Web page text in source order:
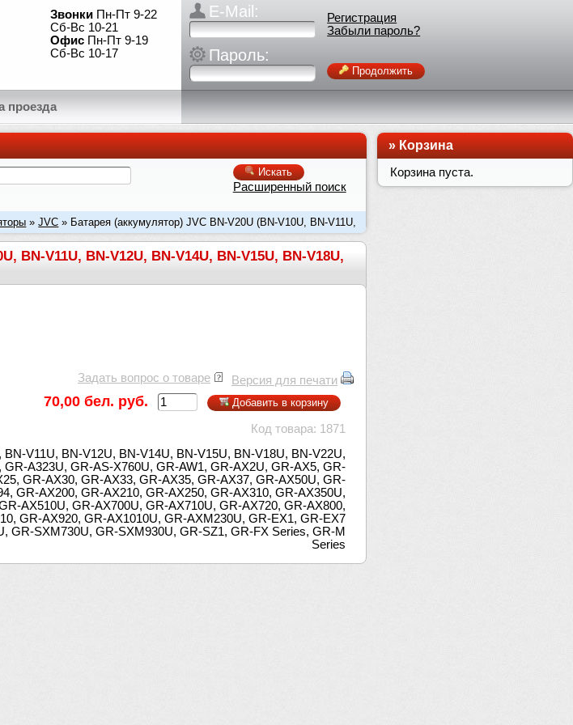
Звонки Пн-Пт 9-22
Сб-Вс 10-21
Офис Пн-Пт 9-19
Сб-Вс 10-17
проезда
E-Mail:
Пароль:
Регистрация
Забыли пароль?
Продолжить
Искать
Расширенный поиск
»JVC » Батарея (аккумулятор) JVC BN-V20U (BN-V10U, BN-V11U,
BN-V11U, BN-V12U, BN-V14U, BN-V15U, BN-V18U,
Версия для печати
Задать вопрос о товаре
70,00 бел. руб. Добавить в корзину
Код товара: 1871
V11U, BN-V12U, BN-V14U, BN-V15U, BN-V18U, BN-V22U,
A323U, GR-AS-X760U, GR-AW1, GR-AX2U, GR-AX5, GR-
GR-AX30, GR-AX33, GR-AX35, GR-AX37, GR-AX50U, GR-
GR-AX200, GR-AX210, GR-AX250, GR-AX310, GR-AX350U,
AX510U, GR-AX700U, GR-AX710U, GR-AX720, GR-AX800,
GR-AX920, GR-AX1010U, GR-AXM230U, GR-EX1, GR-EX7
GR-SXM730U, GR-SXM930U, GR-SZ1, GR-FX Series, GR-M
Series
»Корзина
Корзина пуста.